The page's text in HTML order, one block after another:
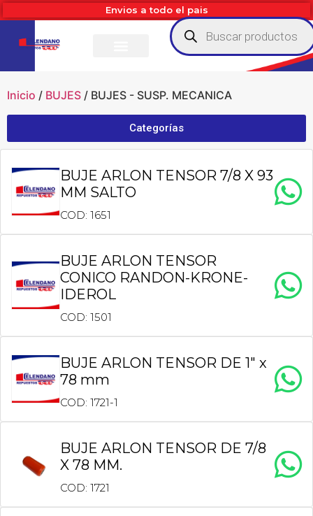
Envios a todo el pais
Inicio / BUJES / BUJES - SUSP. MECANICA
Categorías
BUJE ARLON TENSOR 7/8 X 93
MM SALTO
COD: 1651
BUJE ARLON TENSOR
CONICO RANDON-KRONE-
IDEROL
COD: 1501
BUJE ARLON TENSOR DE 1″ x
78 mm
COD: 1721-1
BUJE ARLON TENSOR DE 7/8
X 78 MM.
COD: 1721